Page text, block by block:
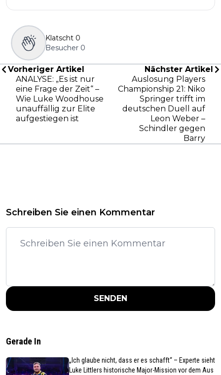
Klatscht 0
Besucher 0
Vorheriger Artikel
ANALYSE: „Es ist nur
eine Frage der Zeit“ –
Wie Luke Woodhouse
unauffällig zur Elite
aufgestiegen ist
Nächster Artikel
Auslosung Players
Championship 21: Niko
Springer trifft im
deutschen Duell auf
Leon Weber –
Schindler gegen
Barry
Schreiben Sie einen Kommentar
SENDEN
Gerade In
„Ich glaube nicht, dass er es schafft“ – Experte sieht
Luke Littlers historische Major-Mission vor dem Aus